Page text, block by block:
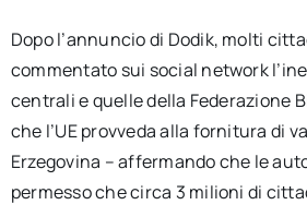
Dopo l’annuncio di Dodik, molti
commentato sui social network
centrali e quelle della Federazione
che l’UE provveda alla fornitura di
Erzegovina – affermando che le
permesso che circa 3 milioni di